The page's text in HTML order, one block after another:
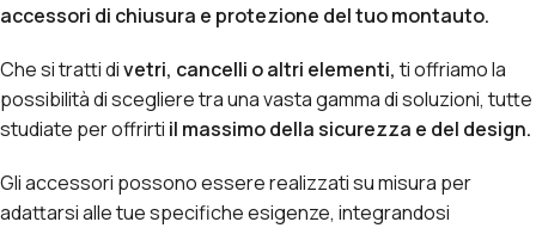
accessori di chiusura e protezione del tuo montauto.
Che si tratti divetri, cancelli o altri elementi, ti offriamo la
possibilità di scegliere tra una vasta gamma di soluzioni, tutte
studiate per offrirti il massimo della sicurezza e del design.
Gli accessori possono essere realizzati su misura per
adattarsi alle tue specifiche esigenze, integrandosi